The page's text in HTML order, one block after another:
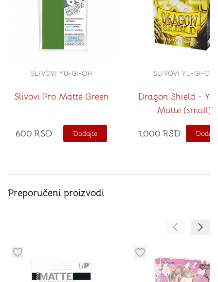
Slivovi Pro Matte Green
SLIVOVI YU-GI-OH
600 RSD Dodajte
Dragon Shield -
Matte (small)
SLIVOVI YU-GI-OH
1,000 RSD
Preporučeni proizvodi
Pomeranje
Dugme za dodavanje stvari u kategoriju omiljeno
Dugme za dodavanje